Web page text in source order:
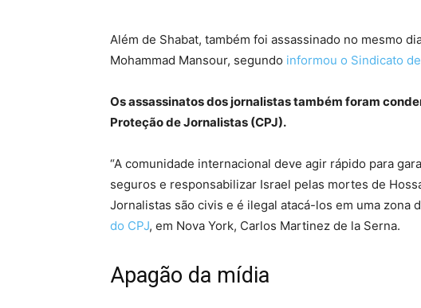
Além de Shabat, também foi assassinado no mesmo
Mohammad Mansour, segundo informou o Sindicato
Os assassinatos dos jornalistas também foram
Proteção de Jornalistas (CPJ).
“A comunidade internacional deve agir rápido para
seguros e responsabilizar Israel pelas mortes de
Jornalistas são civis e é ilegal atacá-los em uma zona
do CPJ, em Nova York, Carlos Martinez de la Serna.
Apagão da mídia